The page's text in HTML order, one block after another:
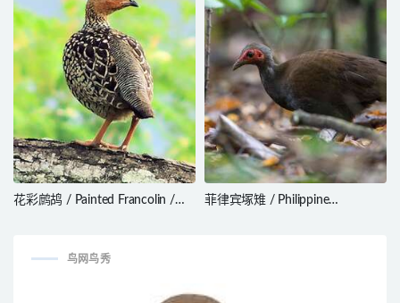
花彩鹧鸪 / Painted Francolin /
菲律宾塚雉 / Philippine
鸟网鸟秀